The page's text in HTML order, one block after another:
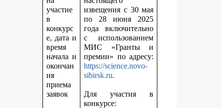
участие
в
конкурс
е, дата и
время
начала и
окончан
ия
приема
заявок
извещения с 30 мая
по 28 июня 2025
года включительно
с использованием
МИС «Гранты и
премии» по адресу:
https://science.novo-
sibirsk.ru.
Для участия в
конкурсе: